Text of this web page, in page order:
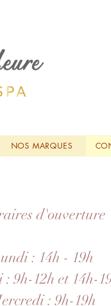
NOS MARQUES
d'ouverture
: 14h - 19h
9h-12h et 14h-
: 9h-19h